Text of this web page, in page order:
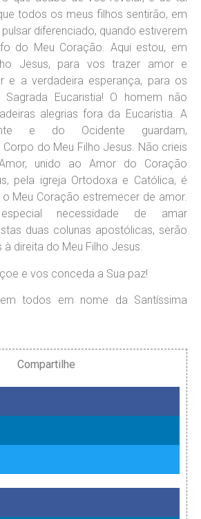
todos os meus filhos sentirão, em
diferenciado, quando estiverem
do Meu Coração. Aqui estou, em
Jesus, para vos trazer amor e
e a verdadeira esperança, para os
Sagrada Eucaristia! O homem não
alegrias fora da Eucaristia. A
e do Ocidente guardam,
do Meu Filho Jesus. Não crieis
unido ao Amor do Coração
pela igreja Ortodoxa e Católica, é
Meu Coração estremecer de amor.
necessidade de amar
duas colunas apostólicas, serão
direita do Meu Filho Jesus.
e vos conceda a Sua paz!
todos em nome da Santíssima
Compartilhe